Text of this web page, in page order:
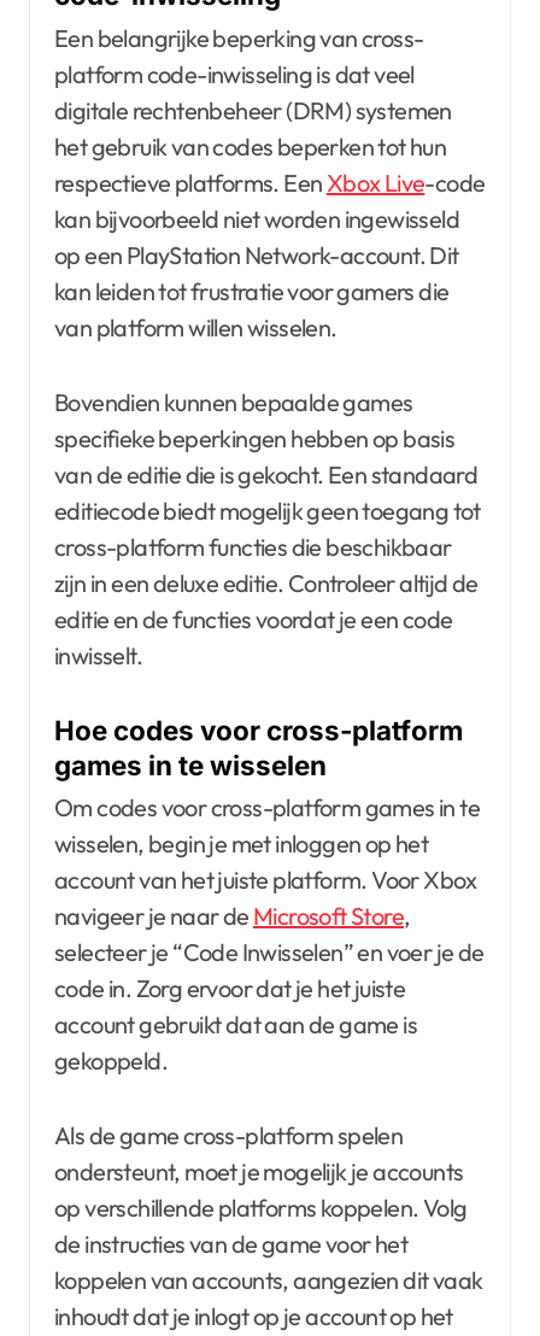
Een belangrijke beperking van cross-
platform code-inwisseling is dat veel
digitale rechtenbeheer (DRM) systemen
het gebruik van codes beperken tot hun
respectieve platforms. Een Xbox Live-code
kan bijvoorbeeld niet worden ingewisseld
op een PlayStation Network-account. Dit
kan leiden tot frustratie voor gamers die
van platform willen wisselen.
Bovendien kunnen bepaalde games
specifieke beperkingen hebben op basis
van de editie die is gekocht. Een standaard
editiecode biedt mogelijk geen toegang tot
cross-platform functies die beschikbaar
zijn in een deluxe editie. Controleer altijd de
editie en de functies voordat je een code
inwisselt.
Hoe codes voor cross-platform
games in te wisselen
Om codes voor cross-platform games in te
wisselen, begin je met inloggen op het
account van het juiste platform. Voor Xbox
navigeer je naar de Microsoft Store,
selecteer je “Code Inwisselen” en voer je de
code in. Zorg ervoor dat je het juiste
account gebruikt dat aan de game is
gekoppeld.
Als de game cross-platform spelen
ondersteunt, moet je mogelijk je accounts
op verschillende platforms koppelen. Volg
de instructies van de game voor het
koppelen van accounts, aangezien dit vaak
inhoudt dat je inlogt op je account op het